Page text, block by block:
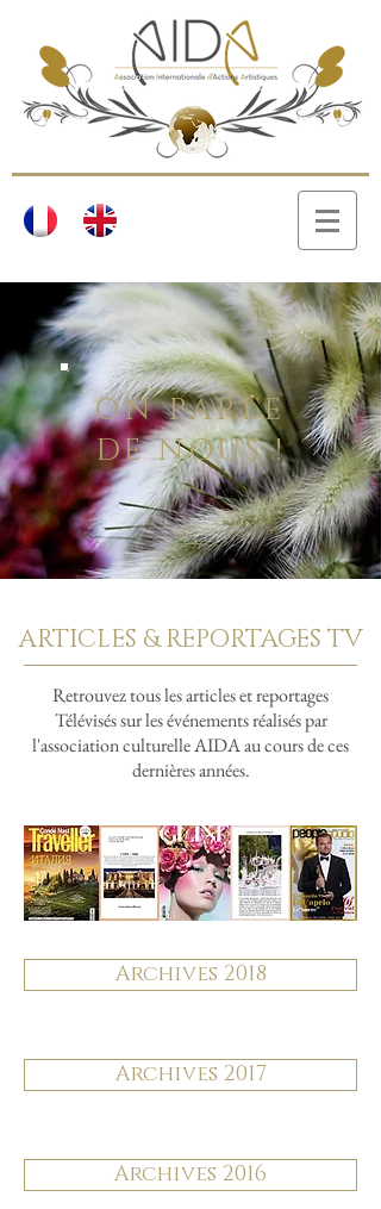
ON PARLE
DE NOUS !
ARTICLES & REPORTAGES TV
Retrouvez tous les articles et reportages
Télévisés sur les événements réalisés par
l'association culturelle AIDA au cours de ces
dernières années.
Archives 2018
Archives 2017
Archives 2016